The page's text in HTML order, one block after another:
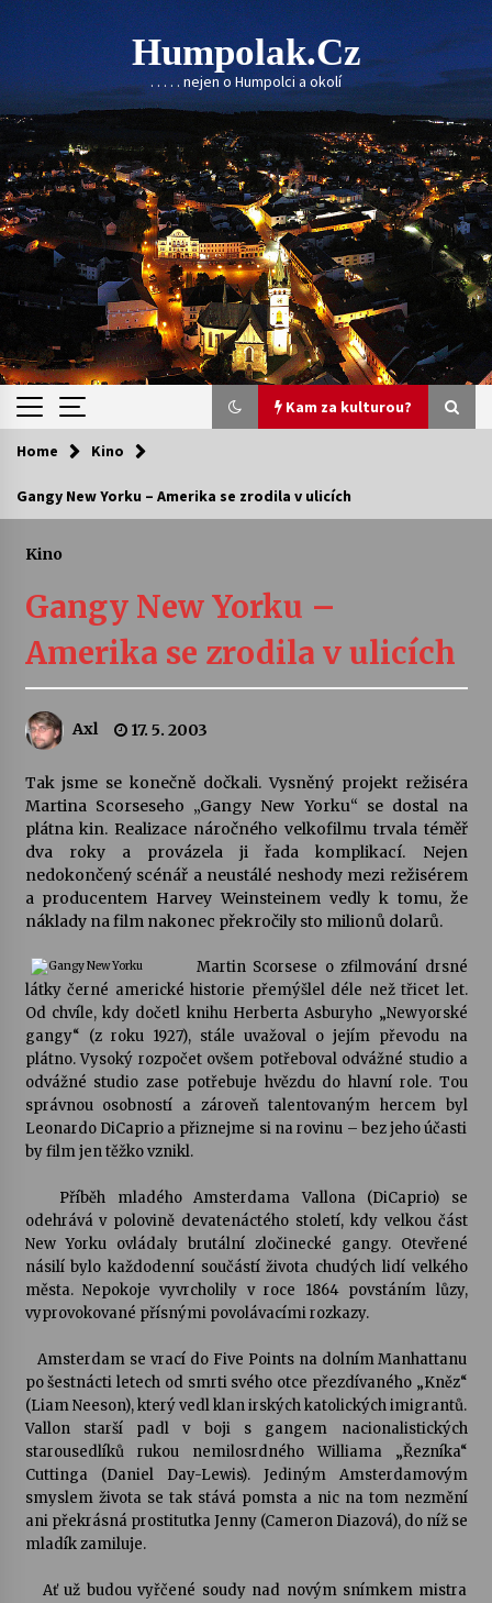
Skip
to
content
Humpolak.cz
. . . . . nejen o Humpolci a okolí
Kam za kulturou?
Kam za kulturou?
kapkou
Veselí muzikanti
Pozvánka na integrační festival Quijotova
šedesátka: 28. 7.–1. 8. 2026
28. 7. 2026
Letní koncerty ve Stromovce: Kolchoz a
28. 7. 2026
Votavžatský ploty
23. 7. 2026
Letní koncerty ve Stromovce: Rufus Miller
22. 7. 2026
Vysočinka
17. 7. 2026
14. 7. 2026
Za kulturou kousek za Humpolec. V Želivě ožije
odkaz Josefa Čapka
13. 7. 2026
Varhanní recitál Michala Novenka v Klášteře
Home Kino
Gangy New Yorku – Amerika se zrodila v ulicích
Kino
Gangy New Yorku –
Amerika se zrodila v ulicích
Axl 17. 5. 2003
Tak jsme se konečně dočkali. Vysněný projekt režiséra
Martina Scorseseho „Gangy New Yorku“ se dostal na
plátna kin. Realizace náročného velkofilmu trvala téměř
dva roky a provázela ji řada komplikací. Nejen
nedokončený scénář a neustálé neshody mezi režisérem
a producentem Harvey Weinsteinem vedly k tomu, že
náklady na film nakonec překročily sto milionů dolarů.
Martin Scorsese o zfilmování drsné
látky černé americké historie přemýšlel déle než třicet let.
Od chvíle, kdy dočetl knihu Herberta Asburyho „Newyorské
gangy“ (z roku 1927), stále uvažoval o jejím převodu na
plátno. Vysoký rozpočet ovšem potřeboval odvážné studio a
odvážné studio zase potřebuje hvězdu do hlavní role. Tou
správnou osobností a zároveň talentovaným hercem byl
Leonardo DiCaprio a přiznejme si na rovinu – bez jeho účasti
by film jen těžko vznikl.
Příběh mladého Amsterdama Vallona (DiCaprio) se
odehrává v polovině devatenáctého století, kdy velkou část
New Yorku ovládaly brutální zločinecké gangy. Otevřené
násilí bylo každodenní součástí života chudých lidí velkého
města. Nepokoje vyvrcholily v roce 1864 povstáním lůzy,
vyprovokované přísnými povolávacími rozkazy.
Amsterdam se vrací do Five Points na dolním Manhattanu
po šestnácti letech od smrti svého otce přezdívaného „Kněz“
(Liam Neeson), který vedl klan irských katolických imigrantů.
Vallon starší padl v boji s gangem nacionalistických
starousedlíků rukou nemilosrdného Williama „Řezníka“
Cuttinga (Daniel Day-Lewis). Jediným Amsterdamovým
smyslem života se tak stává pomsta a nic na tom nezmění
ani překrásná prostitutka Jenny (Cameron Diazová), do níž se
mladík zamiluje.
Ať už budou vyřčené soudy nad novým snímkem mistra